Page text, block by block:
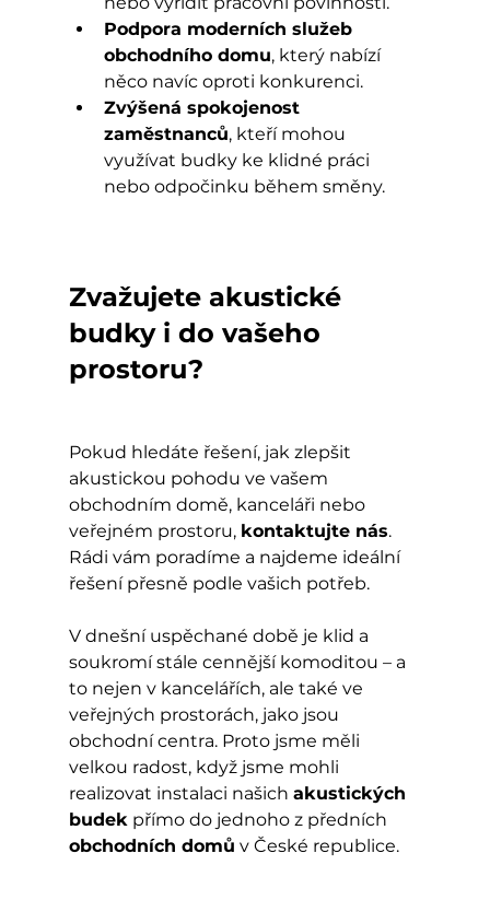
Podpora moderních služeb
obchodního domu, který nabízí
něco navíc oproti konkurenci.
Zvýšená spokojenost
zaměstnanců, kteří mohou
využívat budky ke klidné práci
nebo odpočinku během směny.
Zvažujete akustické
budky i do vašeho
prostoru?
Pokud hledáte řešení, jak zlepšit
akustickou pohodu ve vašem
obchodním domě, kanceláři nebo
veřejném prostoru, kontaktujte nás.
Rádi vám poradíme a najdeme ideální
řešení přesně podle vašich potřeb.
V dnešní uspěchané době je klid a
soukromí stále cennější komoditou – a
to nejen v kancelářích, ale také ve
veřejných prostorách, jako jsou
obchodní centra. Proto jsme měli
velkou radost, když jsme mohli
realizovat instalaci našich akustických
budek přímo do jednoho z předních
obchodních domů v České republice.